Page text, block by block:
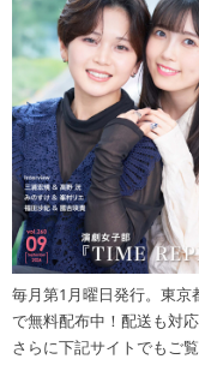
毎月第1月曜日発行。東京
で無料配布中！配送も対応
さらに下記サイトでもご